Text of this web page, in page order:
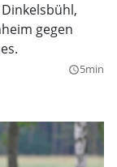
gegen
query_builder5min